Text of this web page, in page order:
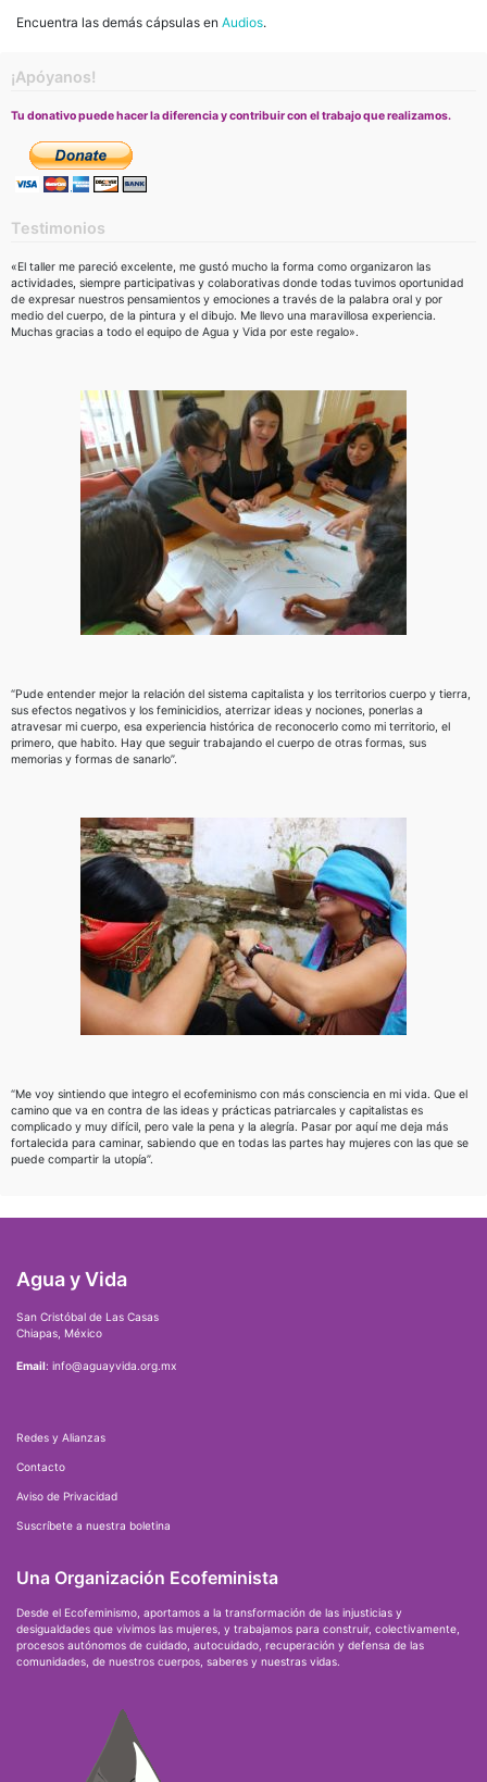
Encuentra las demás cápsulas en Audios.
¡Apóyanos!
Tu donativo puede hacer la diferencia y contribuir con el trabajo que realizamos.
Testimonios
«El taller me pareció excelente, me gustó mucho la forma como organizaron las
actividades, siempre participativas y colaborativas donde todas tuvimos oportunidad
de expresar nuestros pensamientos y emociones a través de la palabra oral y por
medio del cuerpo, de la pintura y el dibujo. Me llevo una maravillosa experiencia.
Muchas gracias a todo el equipo de Agua y Vida por este regalo».
“Pude entender mejor la relación del sistema capitalista y los territorios cuerpo y tierra,
sus efectos negativos y los feminicidios, aterrizar ideas y nociones, ponerlas a
atravesar mi cuerpo, esa experiencia histórica de reconocerlo como mi territorio, el
primero, que habito. Hay que seguir trabajando el cuerpo de otras formas, sus
memorias y formas de sanarlo”.
“Me voy sintiendo que integro el ecofeminismo con más consciencia en mi vida. Que el
camino que va en contra de las ideas y prácticas patriarcales y capitalistas es
complicado y muy difícil, pero vale la pena y la alegría. Pasar por aquí me deja más
fortalecida para caminar, sabiendo que en todas las partes hay mujeres con las que se
puede compartir la utopía”.
Agua y Vida
San Cristóbal de Las Casas
Chiapas, México
Email: info@aguayvida.org.mx
Redes y Alianzas
Contacto
Aviso de Privacidad
Suscríbete a nuestra boletina
Una Organización Ecofeminista
Desde el Ecofeminismo, aportamos a la transformación de las injusticias y
desigualdades que vivimos las mujeres, y trabajamos para construir, colectivamente,
procesos autónomos de cuidado, autocuidado, recuperación y defensa de las
comunidades, de nuestros cuerpos, saberes y nuestras vidas.